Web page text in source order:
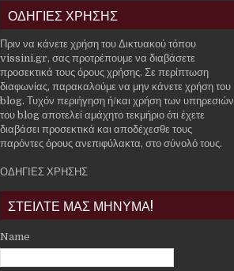
ΟΔΗΓΙΕΣ ΧΡΗΣΗΣ
Πριν να κάνετε χρήση του Δικτυακού τόπου
vissini.gr, σας προτρέπουμε να διαβάσετε
προσεκτικά τους όρους χρήσης. Σε περίπτωση
διαφωνίας, παρακαλούμε να μην κάνετε χρήση του
blog. Τυχόν περιήγηση ή/και χρήση των υπηρεσιών
του blog αποτελεί αμάχητο τεκμήριο ότι έχετε
διαβάσει προσεκτικά και αποδέχεσθε τους
παρόντες όρους ανεπιφύλακτα, στο σύνολό τους.
ΟΔΗΓΙΕΣ ΧΡΗΣΗΣ
ΣΤΕΙΛΤΕ ΜΑΣ ΜΗΝΥΜΑ!
Name